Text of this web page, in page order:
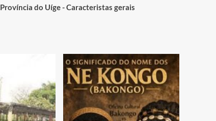
Província do Uíge - Caracteristas gerais